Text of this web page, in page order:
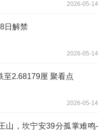
2026-05-14
日解禁
2026-05-14
至2.68179厘 聚看点
2026-05-14
山，坎宁安39分孤掌难鸣-